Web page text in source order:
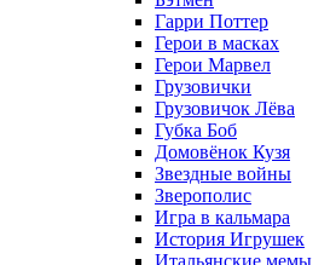
Гарри Поттер
Герои в масках
Герои Марвел
Грузовички
Грузовичок Лёва
Губка Боб
Домовёнок Кузя
Звездные войны
Зверополис
Игра в кальмара
История Игрушек
Итальянские мемы